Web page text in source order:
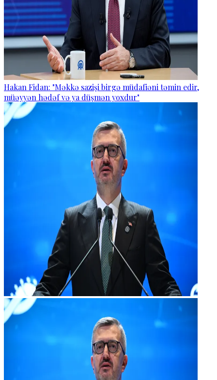
Hakan Fidan: "Məkkə sazişi birgə müdafiəni təmin edir,
müəyyən hədəf və ya düşmən yoxdur"